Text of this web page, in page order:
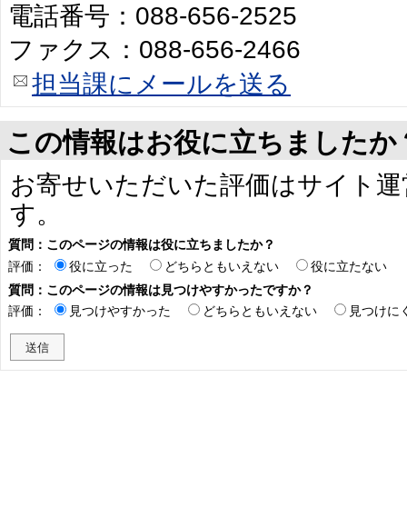
電話番号：088-656-2525
ファクス：088-656-2466
担当課にメールを送る
この情報はお役に立ちましたか
お寄せいただいた評価はサイト
す。
質問：このページの情報は役に立ちましたか？
評価：
役に立った どちらともいえない
役に立たない
質問：このページの情報は見つけやすかったですか？
評価：
見つけやすかった どちらともいえない 見つけに